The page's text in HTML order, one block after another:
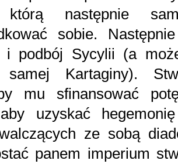
którą następnie
sobie.
i podbój Sycylii (a
samej Kartaginy).
mu sfinansować
uzyskać
ze sobą
panem imperium